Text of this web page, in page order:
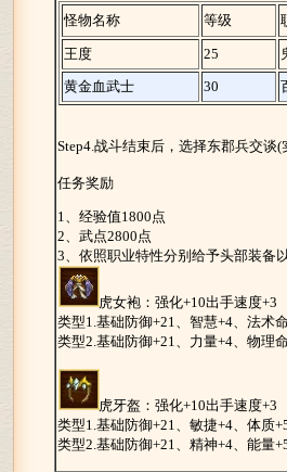
怪物名称 等级
王度 25
黄金血武士
30
Step4.战斗结束后，选择东郡兵交
任务奖励
1、经验值1800点
2、武点2800点
3、依照职业特性分别给予头部装备
虎女袍：强化+10出手速度+3
类型1.基础防御+21、智慧+4、法术
类型2.基础防御+21、力量+4、物理
虎牙盔：强化+10出手速度+3
类型1.基础防御+21、敏捷+4、体质
类型2.基础防御+21、精神+4、能量